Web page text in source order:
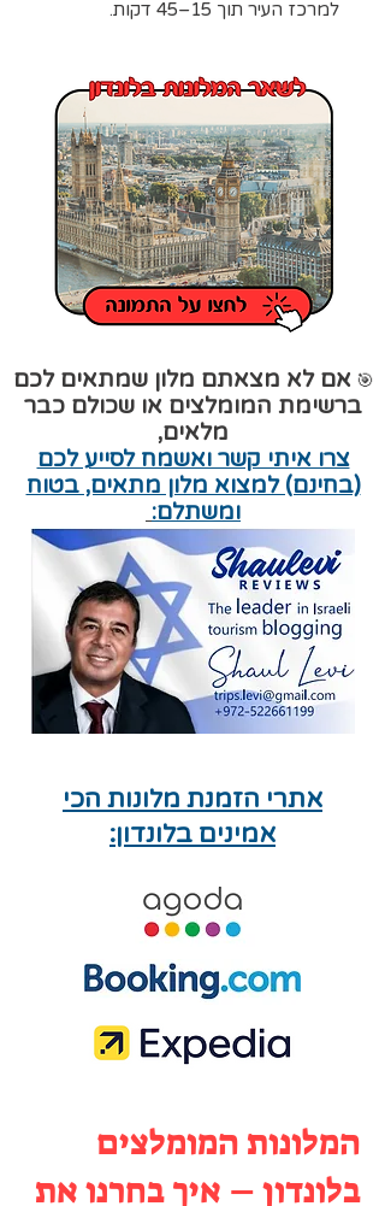
למרכז העיר תוך 15–45 דקות.
🎯 אם לא מצאתם מלון שמתאים לכם
ברשימת המומלצים או שכולם כבר
מלאים,
צרו איתי קשר ואשמח לסייע לכם
(בחינם) למצוא מלון מתאים, בטוח
ומשתלם:
אתרי הזמנת מלונות הכי
אמינים בלונדון:
המלונות המומלצים
בלונדון – איך בחרנו את